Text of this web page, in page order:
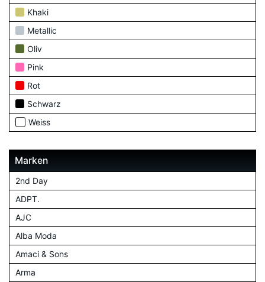
Khaki
Metallic
Oliv
Pink
Rot
Schwarz
Weiss
Marken
2nd Day
ADPT.
AJC
Alba Moda
Amaci & Sons
Arma